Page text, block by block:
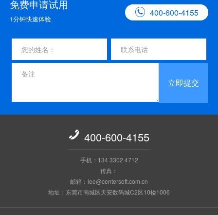
免费申请试用
1分钟快速体验
 400-600-4155
立即提交
 400-600-4155
手机：134 3302 4712
传真：
邮箱：lee@centersoft.com.cn
地址：东莞市南城区天安数码城C2区10楼1006